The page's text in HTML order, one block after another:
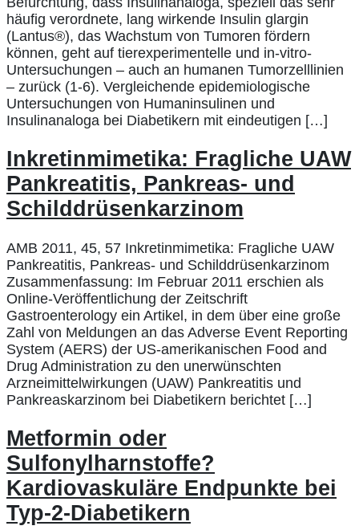
häufig verordnete, lang wirkende Insulin glargin
(Lantus®), das Wachstum von Tumoren fördern
können, geht auf tierexperimentelle und in-vitro-
Untersuchungen – auch an humanen Tumorzelllinien
– zurück (1-6). Vergleichende epidemiologische
Untersuchungen von Humaninsulinen und
Insulinanaloga bei Diabetikern mit eindeutigen […]
Inkretinmimetika: Fragliche UAW
Pankreatitis, Pankreas- und
Schilddrüsenkarzinom
AMB 2011, 45, 57 Inkretinmimetika: Fragliche UAW
Pankreatitis, Pankreas- und Schilddrüsenkarzinom
Zusammenfassung: Im Februar 2011 erschien als
Online-Veröffentlichung der Zeitschrift
Gastroenterology ein Artikel, in dem über eine große
Zahl von Meldungen an das Adverse Event Reporting
System (AERS) der US-amerikanischen Food and
Drug Administration zu den unerwünschten
Arzneimittelwirkungen (UAW) Pankreatitis und
Pankreaskarzinom bei Diabetikern berichtet […]
Metformin oder
Sulfonylharnstoffe?
Kardiovaskuläre Endpunkte bei
Typ-2-Diabetikern